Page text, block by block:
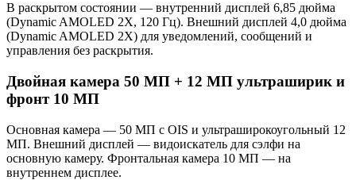
В раскрытом состоянии — внутренний дисплей 6,85 дюйма
(Dynamic AMOLED 2X, 120 Гц). Внешний дисплей 4,0 дюйма
(Dynamic AMOLED 2X) для уведомлений, сообщений и
управления без раскрытия.
Двойная камера 50 МП + 12 МП ультраширик и
фронт 10 МП
Основная камера — 50 МП с OIS и ультраширокоугольный 12
МП. Внешний дисплей — видоискатель для сэлфи на
основную камеру. Фронтальная камера 10 МП — на
внутреннем дисплее.